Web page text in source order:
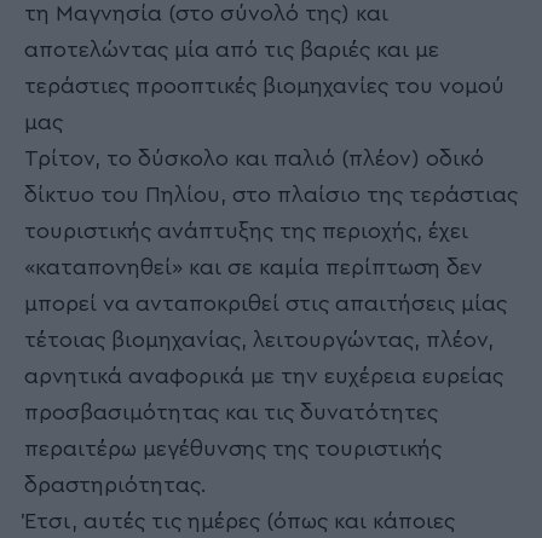
τη Μαγνησία (στο σύνολό της) και
αποτελώντας μία από τις βαριές και με
τεράστιες προοπτικές βιομηχανίες του νομού
μας
Τρίτον, το δύσκολο και παλιό (πλέον) οδικό
δίκτυο του Πηλίου, στο πλαίσιο της τεράστιας
τουριστικής ανάπτυξης της περιοχής, έχει
«καταπονηθεί» και σε καμία περίπτωση δεν
μπορεί να ανταποκριθεί στις απαιτήσεις μίας
τέτοιας βιομηχανίας, λειτουργώντας, πλέον,
αρνητικά αναφορικά με την ευχέρεια ευρείας
προσβασιμότητας και τις δυνατότητες
περαιτέρω μεγέθυνσης της τουριστικής
δραστηριότητας.
Έτσι, αυτές τις ημέρες (όπως και κάποιες